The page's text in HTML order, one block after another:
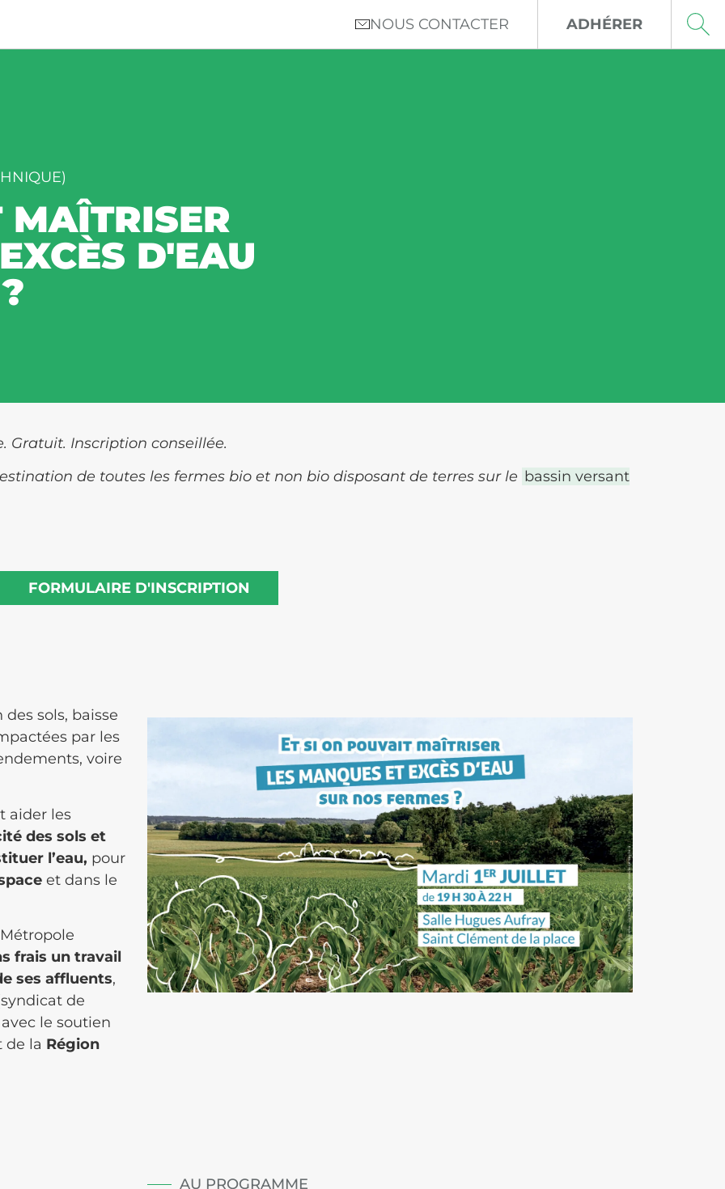
NOUS CONTACTER ADHÉRER
D'EAU
Gratuit. Inscription conseillée.
de toutes les fermes bio et non bio disposant de terres sur le bassin versant
FORMULAIRE D'INSCRIPTION
sols, baisse
par les
voire
aider les
des sols et
l’eau, pour
et dans le
frais un travail
ses affluents,
de
le soutien
la Région
AU PROGRAMME